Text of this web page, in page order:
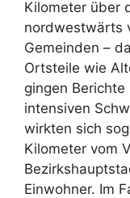
Kilometer über
nordwestwärts
Gemeinden –
Ortsteile wie
gingen
intensiven
wirkten sich
Kilometer vom
Einwohner. Im